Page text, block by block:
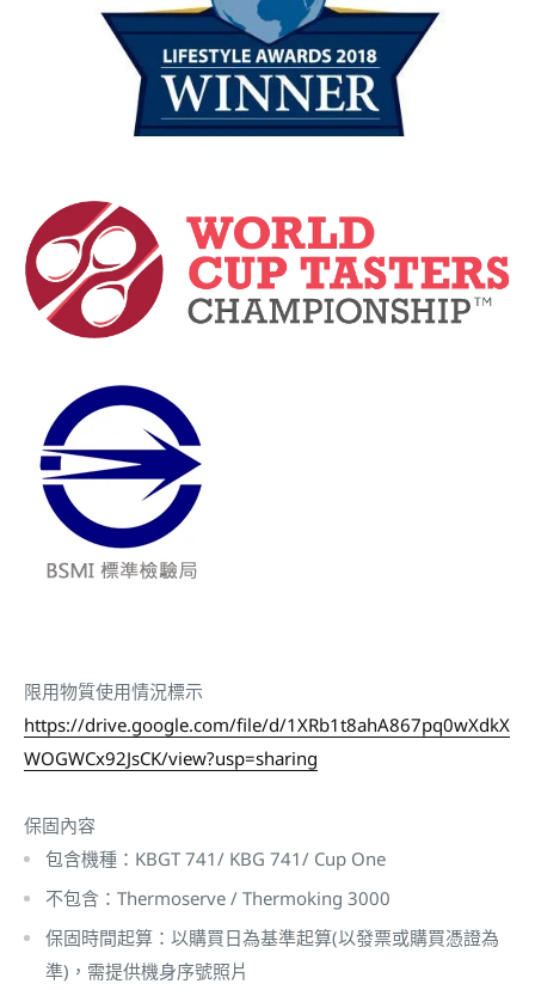
限用物質使用情況標示
https://drive.google.com/file/d/1XRb1t8ahA867pq0wXdkX
WOGWCx92JsCK/view?usp=sharing
保固內容
包含機種：KBGT 741/ KBG 741/ Cup One
不包含：Thermoserve / Thermoking 3000
保固時間起算：以購買日為基準起算(以發票或購買憑證為
準)，需提供機身序號照片